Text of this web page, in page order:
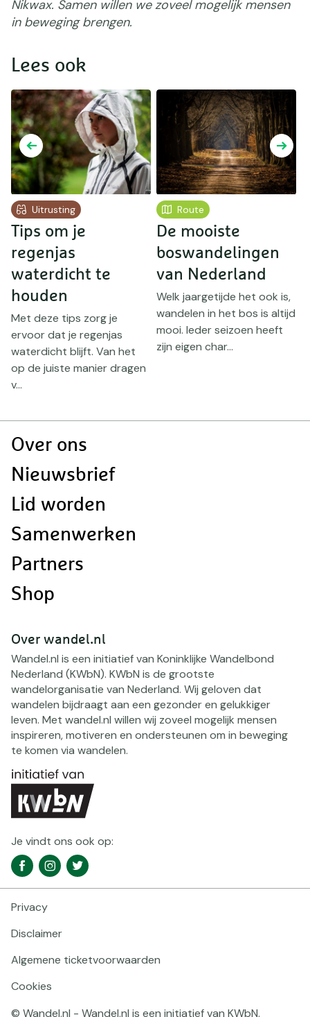
Nikwax. Samen willen we zoveel mogelijk mensen
in beweging brengen.
Lees ook
Uitrusting
Tips om je
regenjas
waterdicht te
houden
Met deze tips zorg je
ervoor dat je regenjas
waterdicht blijft. Van het
op de juiste manier dragen
v...
Route
De mooiste
boswandelingen
van Nederland
Welk jaargetijde het ook is,
wandelen in het bos is altijd
mooi. Ieder seizoen heeft
zijn eigen char...
Doormat
Over ons
Nieuwsbrief
Lid worden
Samenwerken
Partners
Shop
Over wandel.nl
Wandel.nl is een initiatief van Koninklijke Wandelbond
Nederland (KWbN). KWbN is de grootste
wandelorganisatie van Nederland. Wij geloven dat
wandelen bijdraagt aan een gezonder en gelukkiger
leven. Met wandel.nl willen wij zoveel mogelijk mensen
inspireren, motiveren en ondersteunen om in beweging
te komen via wandelen.
Je vindt ons ook op:
Social
media
navigatie
FacebookInstagramTwitter
© Wandel.nl - Wandel.nl is een initiatief van KWbN.
Footer
Privacy
Disclaimer
Algemene ticketvoorwaarden
Cookies